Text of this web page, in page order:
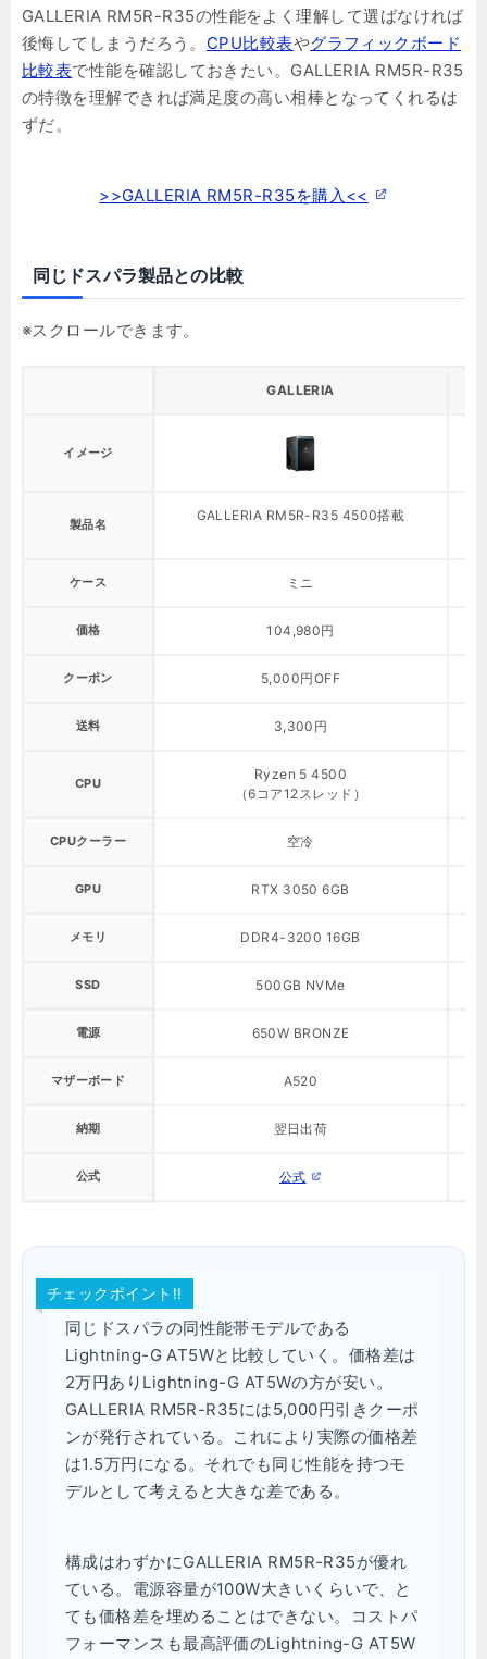
GALLERIA RM5R-R35の性能をよく理解して選ばなければ
後悔してしまうだろう。 CPU比較表やグラフィックボード
比較表で性能を確認しておきたい。GALLERIA RM5R-R35
の特徴を理解できれば満足度の高い相棒となってくれるは
ずだ。
>>GALLERIA RM5R-R35を購入<<
同じドスパラ製品との比較
GALLERIA
イメージ
製品名
GALLERIA RM5R-R35 4500搭載
ケース ミニ
価格 104,980円
クーポン 5,000円OFF
送料 3,300円
CPU
Ryzen 5 4500
（6コア12スレッド）
CPUクーラー 空冷
GPU RTX 3050 6GB
メモリ DDR4-3200 16GB
SSD 500GB NVMe
電源 650W BRONZE
マザーボード A520
納期 翌日出荷
公式 公式
チェックポイント!!
同じドスパラの同性能帯モデルである
Lightning-G AT5Wと比較していく。価格差は
2万円ありLightning-G AT5Wの方が安い。
GALLERIA RM5R-R35には5,000円引きクーポ
ンが発行されている。これにより実際の価格差
は1.5万円になる。それでも同じ性能を持つモ
デルとして考えると大きな差である。
構成はわずかにGALLERIA RM5R-R35が優れ
ている。電源容量が100W大きいくらいで、と
ても価格差を埋めることはできない。コストパ
フォーマンスも最高評価のLightning-G AT5W